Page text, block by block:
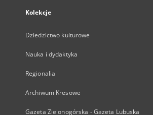
Kolekcje
Dziedzictwo kulturowe
Nauka i dydaktyka
Regionalia
Archiwum Kresowe
Gazeta Zielonogórska - Gazeta Lubuska